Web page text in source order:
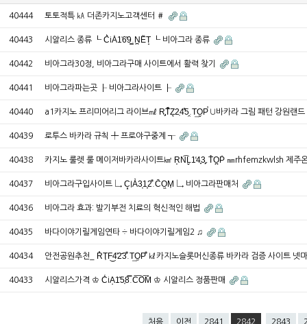
40444 토토적특 ㎄ 더존카지노고객센터 ＃
40443 시알리스 종류 ┖ C͛iA͑1̍6̓9͇.N̪E᷉T̝ ┖ 비아그라 종류
40442 비아그라30정, 비아그라구매 사이트에서 활력 찾기
40441 비아그라파는곳 ┠ 비아그라사이트 ┠
40440 a1카지노 프리미어리그 라이브㎖ R̡T͊Z͉2̹4̽5̯.T͢O̬P̕ ∪바카라 그림 패턴 강원랜
40439 로투스 바카라 규칙 ╇ 프로야구중계 ┱
40438 카지노 룰렛 룰 메이저바카라사이트㎢ R͙N͡L̬1̒4̥3̡.T̉O̪P͗ ㎜rhfemzkwlsh 제주
40437 비아그라구입사이트 ↳ C͓IA̓3̦1̞2⃰.C᷆O͖M̩ ↳ 비아그라판매처
40436 비아그라 효과: 발기부전 치료의 혁신적인 해법
40435 바다이야기릴게임연타 ÷ 바다이야기릴게임2 ♫
40434 안전공원추천_ R̎T͎F͜4̕2᷄3⃰.T͢O̼P⃰ ㎘카지노슬롯머신종류 바카라 검증 사이트 넷
40433 시알리스가격 ♔ C̒iA͔1᷀5͎8̿.C͞O͡M̎ ♔ 시알리스 정품판매
처음 이전 2841 2842 2843